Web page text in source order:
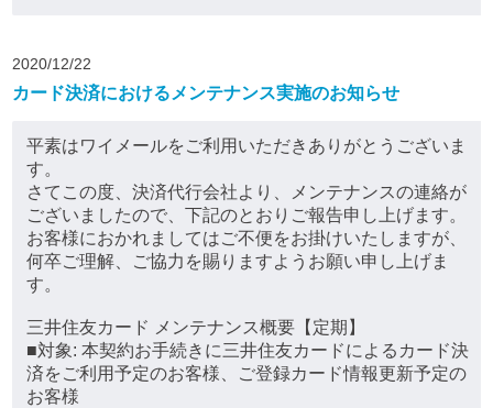
2020/12/22
カード決済におけるメンテナンス実施のお知らせ
平素はワイメールをご利用いただきありがとうございま
す。
さてこの度、決済代行会社より、メンテナンスの連絡が
ございましたので、下記のとおりご報告申し上げます。
お客様におかれましてはご不便をお掛けいたしますが、
何卒ご理解、ご協力を賜りますようお願い申し上げま
す。
三井住友カード メンテナンス概要【定期】
■対象: 本契約お手続きに三井住友カードによるカード決
済をご利用予定のお客様、ご登録カード情報更新予定の
お客様